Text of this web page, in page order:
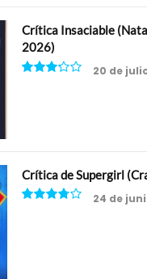
Crítica Insaciable
2026)
20 de
Crítica de Supergirl
24 de